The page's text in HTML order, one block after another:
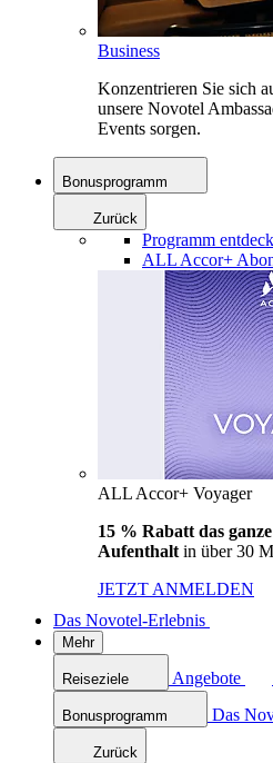
Business
Konzentrieren Sie sich
unsere Novotel
Events sorgen.
Bonusprogramm
Zurück
Programm
ALL Accor+
ALL Accor+ Voyager
15 % Rabatt das
Aufenthalt in über 30
JETZT ANMELDEN
Das Novotel-Erlebnis
Mehr
Reiseziele Angebote
Bonusprogramm Das
Zurück